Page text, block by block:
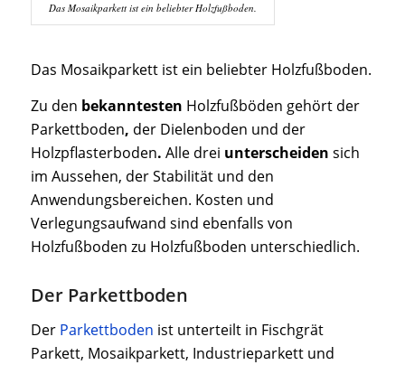
Das Mosaikparkett ist ein beliebter Holzfußboden.
Das Mosaikparkett ist ein beliebter Holzfußboden.
Zu den bekanntesten Holzfußböden gehört der
Parkettboden, der Dielenboden und der
Holzpflasterboden. Alle drei unterscheiden sich
im Aussehen, der Stabilität und den
Anwendungsbereichen. Kosten und
Verlegungsaufwand sind ebenfalls von
Holzfußboden zu Holzfußboden unterschiedlich.
Der Parkettboden
Der Parkettboden ist unterteilt in Fischgrät
Parkett, Mosaikparkett, Industrieparkett und